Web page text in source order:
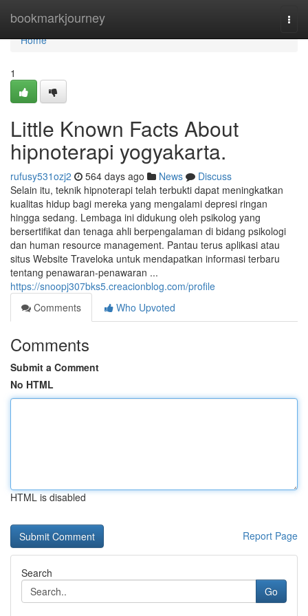
bookmarkjourney
Home
Home
1
Little Known Facts About
hipnoterapi yogyakarta.
rufusy531ozj2 564 days ago News
Discuss
Selain itu, teknik hipnoterapi telah terbukti dapat meningkatkan
kualitas hidup bagi mereka yang mengalami depresi ringan
hingga sedang. Lembaga ini didukung oleh psikolog yang
bersertifikat dan tenaga ahli berpengalaman di bidang psikologi
dan human resource management. Pantau terus aplikasi atau
situs Website Traveloka untuk mendapatkan informasi terbaru
tentang penawaran-penawaran ...
https://snoopj307bks5.creacionblog.com/profile
Comments
Who Upvoted
Comments
Submit a Comment
No HTML
HTML is disabled
Report Page
Search
Go